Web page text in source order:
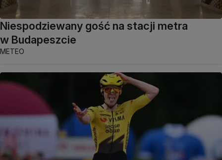
Niespodziewany gość na stacji metra
w Budapeszcie
METEO